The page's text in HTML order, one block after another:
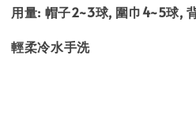
用量: 帽子2~3球, 圍巾4~5球,
輕柔冷水手洗